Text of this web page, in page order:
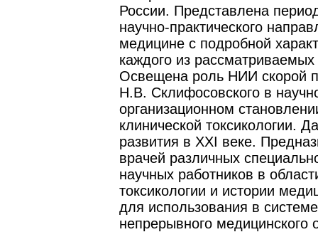
России. Представлена
научно-практического
медицине с подробной
каждого из
Освещена роль НИИ скорой
Н.В. Склифосовского в
организационном
клинической токсикологии.
развития в XXI веке.
врачей различных
научных работников в
токсикологии и истории
для использования в системе
непрерывного медицинского